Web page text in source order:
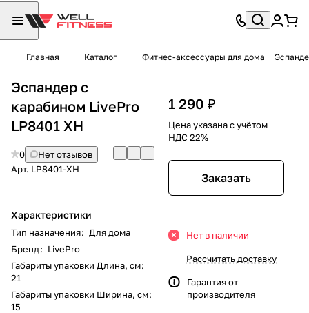
Главная Каталог Фитнес-аксессуары для дома
Эспандер с
карабином LivePro
LP8401 XH
0
Нет отзывов
Арт. LP8401-XH
Характеристики
Тип назначения: Для дома
Бренд: LivePro
Габариты упаковки Длина, см:
21
Габариты упаковки Ширина, см:
15
1 290 ₽
Цена указана с учётом
НДС 22%
Заказать
Нет в наличии
Рассчитать доставку
Гарантия от
производителя